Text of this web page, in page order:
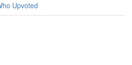
Upvoted